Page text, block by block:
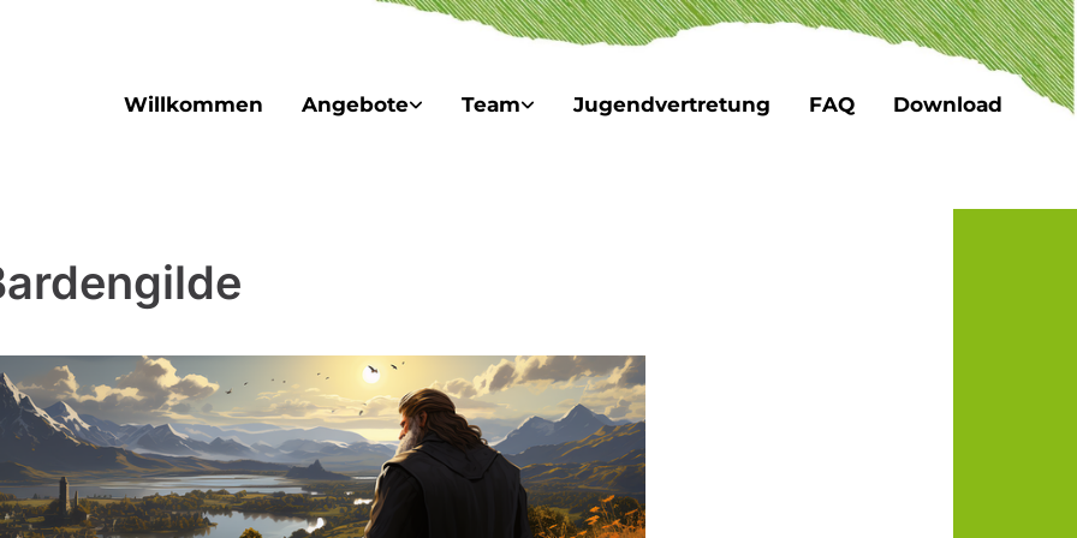
Willkommen Angebote Team Jugendvertretung FAQ Download